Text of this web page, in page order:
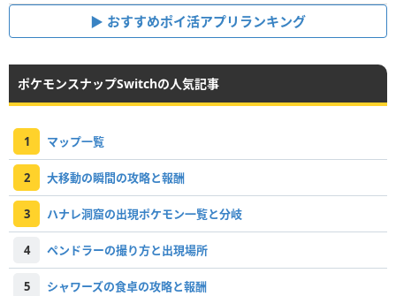
おすすめポイ活アプリランキング
ポケモンスナップSwitchの人気記事
1 マップ一覧
2 大移動の瞬間の攻略と報酬
3 ハナレ洞窟の出現ポケモン一覧と分岐
4 ペンドラーの撮り方と出現場所
5 シャワーズの食卓の攻略と報酬